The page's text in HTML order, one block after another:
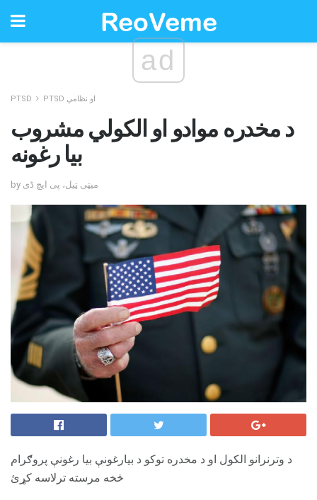
ad
PTSD PTSD او نظامي
د مخدره موادو او الکولي مشروب
بیا رغونه
by میټی ټیل، پی ایچ ڈی
د وترنرانو الکول او د مخدره توکو د بیارغونې بیا رغونې پروګرام
څخه مرسته ترلاسه کړئ